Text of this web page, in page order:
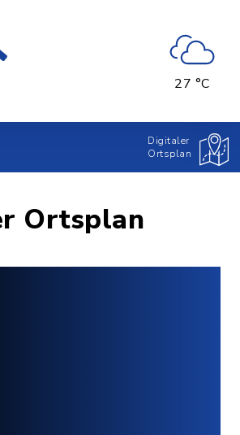
27 °C
Digitaler
Ortsplan
Ortsplan